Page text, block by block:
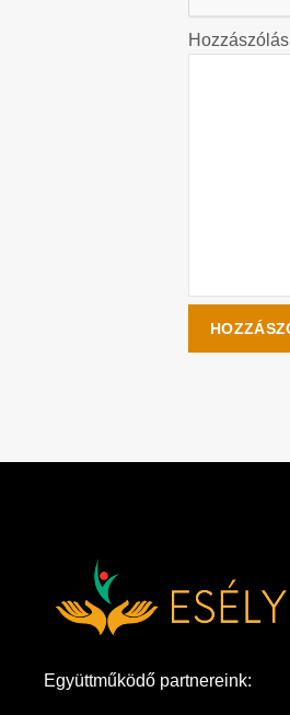
Hozzászólás
Együttműködő partnereink: